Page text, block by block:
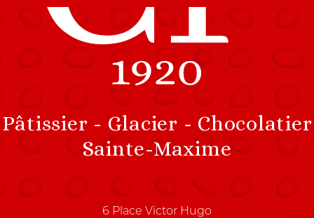
Pâtissier - Glacier - Chocolatier
Sainte-Maxime
Charles Pierrugues Maître
6 Place Victor Hugo